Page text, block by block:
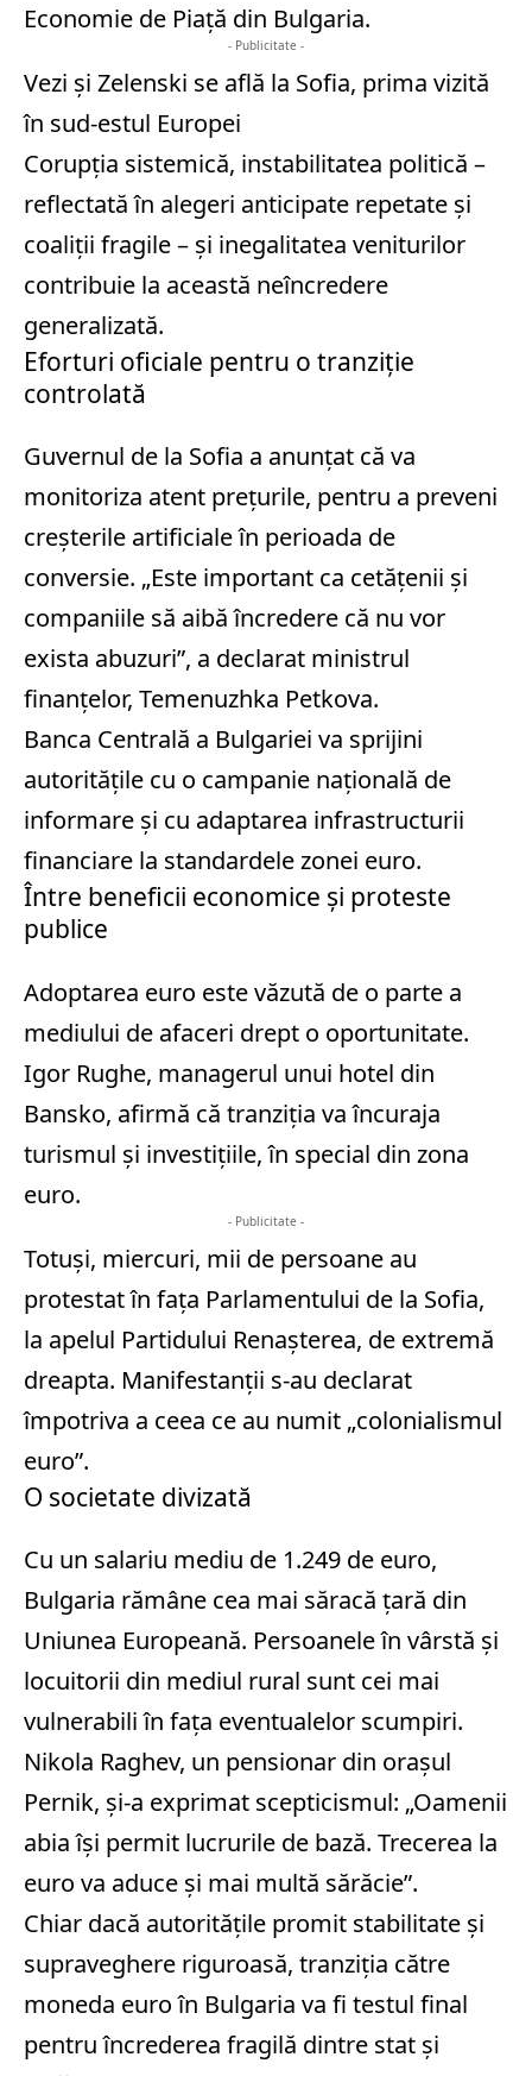
Economie de Piață din Bulgaria.
- Publicitate -
Vezi și Zelenski se află la Sofia, prima vizită
în sud-estul Europei
Corupția sistemică, instabilitatea politică –
reflectată în alegeri anticipate repetate și
coaliții fragile – și inegalitatea veniturilor
contribuie la această neîncredere
generalizată.
Eforturi oficiale pentru o tranziție
controlată
Guvernul de la Sofia a anunțat că va
monitoriza atent prețurile, pentru a preveni
creșterile artificiale în perioada de
conversie. „Este important ca cetățenii și
companiile să aibă încredere că nu vor
exista abuzuri”, a declarat ministrul
finanțelor, Temenuzhka Petkova.
Banca Centrală a Bulgariei va sprijini
autoritățile cu o campanie națională de
informare și cu adaptarea infrastructurii
financiare la standardele zonei euro.
Între beneficii economice și proteste
publice
Adoptarea euro este văzută de o parte a
mediului de afaceri drept o oportunitate.
Igor Rughe, managerul unui hotel din
Bansko, afirmă că tranziția va încuraja
turismul și investițiile, în special din zona
euro.
- Publicitate -
Totuși, miercuri, mii de persoane au
protestat în fața Parlamentului de la Sofia,
la apelul Partidului Renașterea, de extremă
dreapta. Manifestanții s-au declarat
împotriva a ceea ce au numit „colonialismul
euro”.
O societate divizată
Cu un salariu mediu de 1.249 de euro,
Bulgaria rămâne cea mai săracă țară din
Uniunea Europeană. Persoanele în vârstă și
locuitorii din mediul rural sunt cei mai
vulnerabili în fața eventualelor scumpiri.
Nikola Raghev, un pensionar din orașul
Pernik, și-a exprimat scepticismul: „Oamenii
abia își permit lucrurile de bază. Trecerea la
euro va aduce și mai multă sărăcie”.
Chiar dacă autoritățile promit stabilitate și
supraveghere riguroasă, tranziția către
moneda euro în Bulgaria va fi testul final
pentru încrederea fragilă dintre stat și